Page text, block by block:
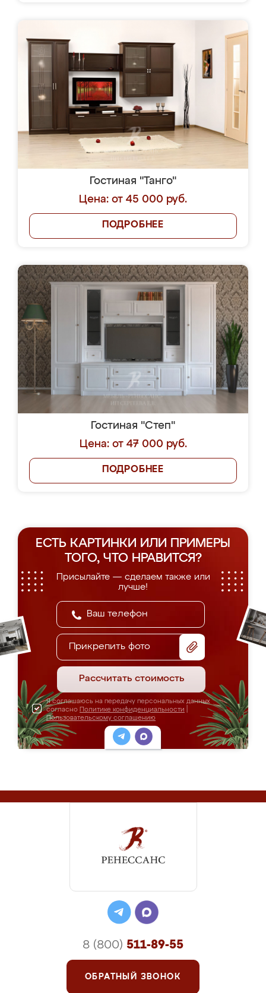
Гостиная "Танго"
Цена: от 45 000 руб.
ПОДРОБНЕЕ
Гостиная "Степ"
Цена: от 47 000 руб.
ПОДРОБНЕЕ
ЕСТЬ КАРТИНКИ ИЛИ ПРИМЕРЫ
ТОГО, ЧТО НРАВИТСЯ?
Присылайте — сделаем также или
лучше!
Прикрепить фото
Рассчитать стоимость
Я соглашаюсь на передачу персональных данных
согласно Политике конфиденциальности
Пользовательскому соглашению
8 (800) 511-89-55
ОБРАТНЫЙ ЗВОНОК